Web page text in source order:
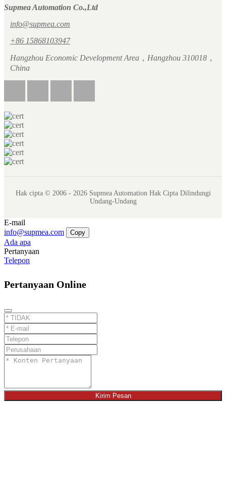
Supmea Automation Co.,Ltd
info@supmea.com
+86 15868103947
Hangzhou Economic Development Area，Hangzhou 310018，
China
Hak cipta © 2006 - 2026 Supmea Automation Hak Cipta Dilindungi
Undang-Undang
E-mail
info@supmea.com
Copy
Ada apa
Pertanyaan
Telepon
Pertanyaan Online
Kirim Pesan